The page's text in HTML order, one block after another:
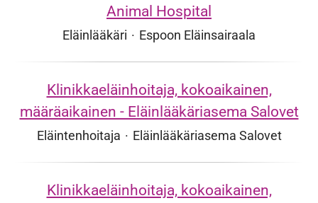
Animal Hospital
Eläinlääkäri · Espoon Eläinsairaala
Klinikkaeläinhoitaja, kokoaikainen,
määräaikainen - Eläinlääkäriasema Salovet
Eläintenhoitaja · Eläinlääkäriasema Salovet
Klinikkaeläinhoitaja, kokoaikainen,